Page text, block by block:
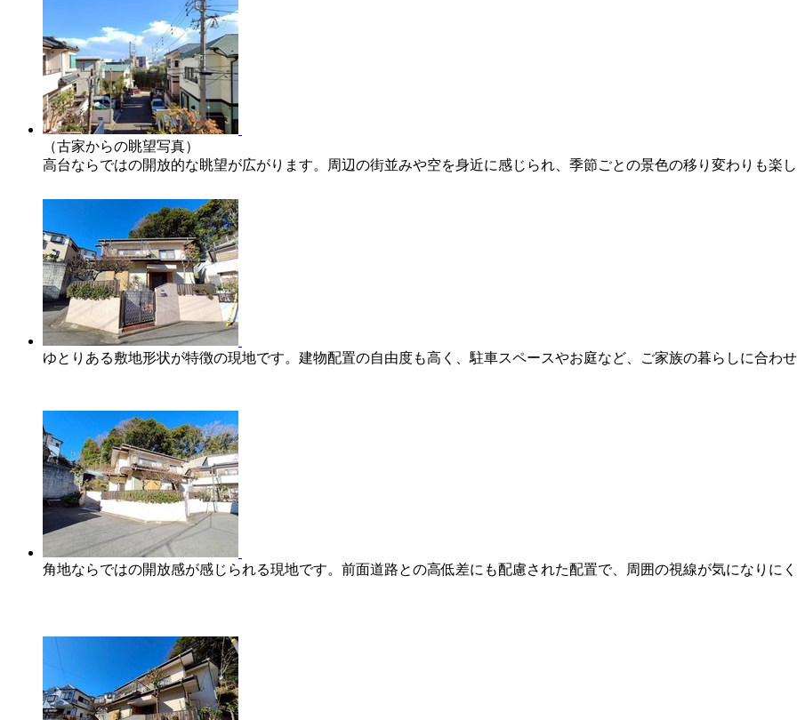
（古家からの眺望写真）
高台ならではの開放的な眺望が広がります。周辺の街並みや空を身近に感じられ、季節ごとの景色の移り変わりも楽し
ゆとりある敷地形状が特徴の現地です。建物配置の自由度も高く、駐車スペースやお庭など、ご家族の暮らしに合わ
角地ならではの開放感が感じられる現地です。前面道路との高低差にも配慮された配置で、周囲の視線が気になりに